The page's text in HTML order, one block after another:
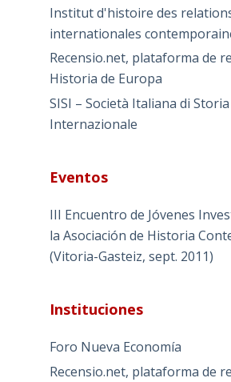
Institut d'histoire des
internationales
Recensio.net, plataforma de
Historia de Europa
SISI – Società Italiana di Storia
Internazionale
Eventos
III Encuentro de Jóvenes
la Asociación de Historia
(Vitoria-Gasteiz, sept. 2011)
Instituciones
Foro Nueva Economía
Recensio.net, plataforma de